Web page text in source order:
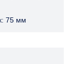
75 мм